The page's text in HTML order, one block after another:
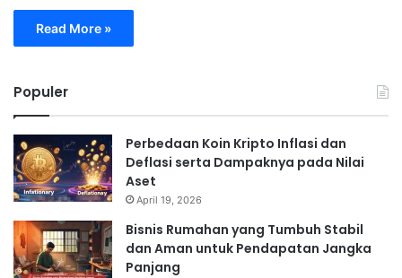
Read More »
Populer
Perbedaan Koin Kripto Inflasi dan
Deflasi serta Dampaknya pada Nilai
Aset
April 19, 2026
Bisnis Rumahan yang Tumbuh Stabil
dan Aman untuk Pendapatan Jangka
Panjang